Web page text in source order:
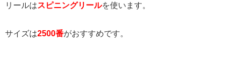
リールはスピニングリールを使います。
サイズは2500番がおすすめです。